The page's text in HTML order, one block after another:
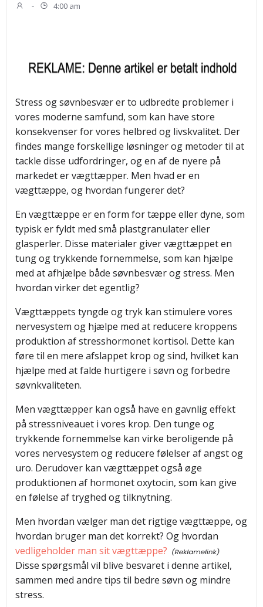
- 4:00 am
Stress og søvnbesvær er to udbredte problemer i
vores moderne samfund, som kan have store
konsekvenser for vores helbred og livskvalitet. Der
findes mange forskellige løsninger og metoder til at
tackle disse udfordringer, og en af de nyere på
markedet er vægttæpper. Men hvad er en
vægttæppe, og hvordan fungerer det?
En vægttæppe er en form for tæppe eller dyne, som
typisk er fyldt med små plastgranulater eller
glasperler. Disse materialer giver vægttæppet en
tung og trykkende fornemmelse, som kan hjælpe
med at afhjælpe både søvnbesvær og stress. Men
hvordan virker det egentlig?
Vægttæppets tyngde og tryk kan stimulere vores
nervesystem og hjælpe med at reducere kroppens
produktion af stresshormonet kortisol. Dette kan
føre til en mere afslappet krop og sind, hvilket kan
hjælpe med at falde hurtigere i søvn og forbedre
søvnkvaliteten.
Men vægttæpper kan også have en gavnlig effekt
på stressniveauet i vores krop. Den tunge og
trykkende fornemmelse kan virke beroligende på
vores nervesystem og reducere følelser af angst og
uro. Derudover kan vægttæppet også øge
produktionen af hormonet oxytocin, som kan give
en følelse af tryghed og tilknytning.
Men hvordan vælger man det rigtige vægttæppe, og
hvordan bruger man det korrekt? Og hvordan
vedligeholder man sit vægttæppe?
Disse spørgsmål vil blive besvaret i denne artikel,
sammen med andre tips til bedre søvn og mindre
stress.